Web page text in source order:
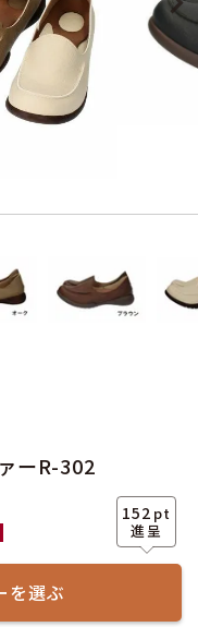
ーR-302
152 pt
を選ぶ
する